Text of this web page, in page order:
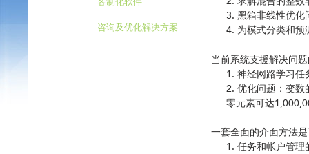
客制化软件
咨询及优化解决方案
黑箱非线性优化
为模式分类和预
当前系统支援解决问
神经网路学习任
优化问题：变数
零元素可达
一套全面的介面方法
任务和帐户管理